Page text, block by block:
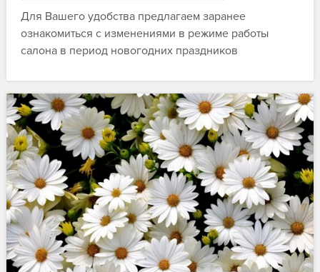
Для Вашего удобства предлагаем заранее
ознакомиться с изменениями в режиме работы
салона в период новогодних праздников